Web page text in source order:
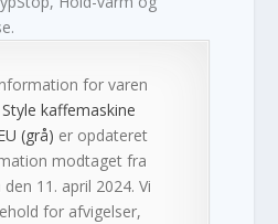
for varen
kaffemaskine
(grå) er opdateret
modtaget fra
den 11. april 2024. Vi
for afvigelser,